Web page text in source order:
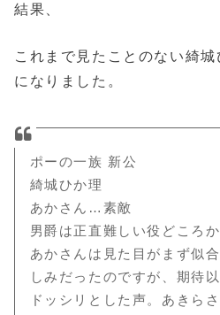
結果、
これまで見たことのない綺
になりました。
ポーの一族 新公
綺城ひか理
あかさん…素敵
男爵は正直難しい役どころ
あかさんは見た目がまず似
しみだったのですが、期待以
ドッシリとした声。あきら